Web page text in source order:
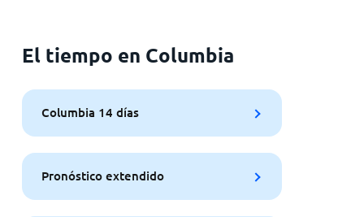
El tiempo en Columbia
Columbia 14 días
Pronóstico extendido